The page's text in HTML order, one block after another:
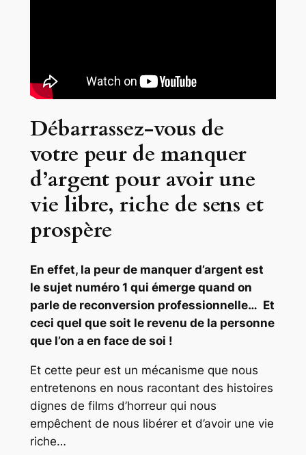
Débarrassez-vous de
votre peur de manquer
d’argent pour avoir une
vie libre, riche de sens et
prospère
En effet, la peur de manquer d’argent est
le sujet numéro 1 qui émerge quand on
parle de reconversion professionnelle… Et
ceci quel que soit le revenu de la personne
que l’on a en face de soi !
Et cette peur est un mécanisme que nous
entretenons en nous racontant des histoires
dignes de films d’horreur qui nous
empêchent de nous libérer et d’avoir une vie
riche…